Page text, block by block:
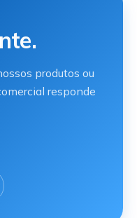
produtos ou
responde